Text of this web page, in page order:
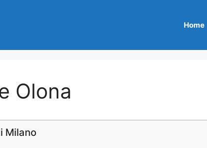
Home
Olona
Milano